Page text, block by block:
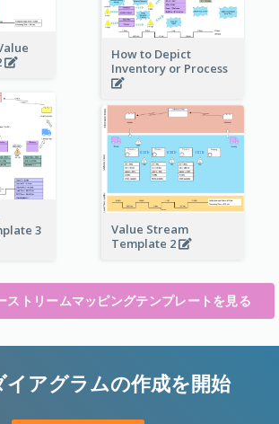
How to Depict
Inventory or Process
3
Value Stream
Template 2
ストリームマッピングテンプレートを見る
イアグラムの作成を開始